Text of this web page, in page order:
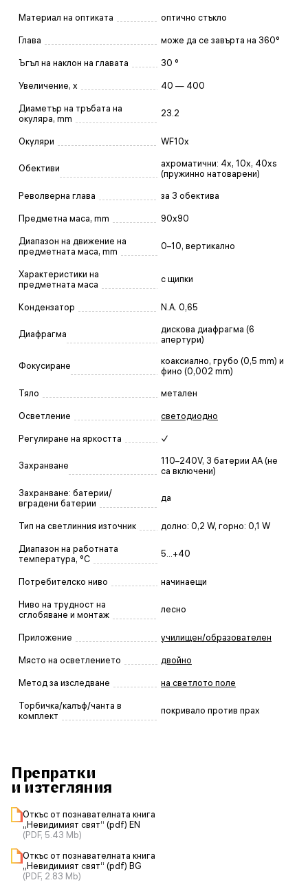
Материал на оптиката оптично стъкло
Глава може да се завърта на 360°
Ъгъл на наклон на главата 30 °
Увеличение, x 40 — 400
Диаметър на тръбата на
окуляра, mm
23.2
Окуляри WF10x
Обективи
ахроматични: 4x, 10x, 40xs
(пружинно натоварени)
Револверна глава за 3 обектива
Предметна маса, mm 90x90
Диапазон на движение на
предметната маса, mm
0–10, вертикално
Характеристики на
предметната маса
с щипки
Кондензатор N.A. 0,65
Диафрагма
дискова диафрагма (6
апертури)
Фокусиране
коаксиално, грубо (0,5 mm) и
фино (0,002 mm)
Тяло метален
Осветление светодиодно
Регулиране на яркостта ✓
Захранване
110–240V, 3 батерии АА (не
са включени)
Захранване: батерии/
вградени батерии
да
Тип на светлинния източник долно: 0,2 W, горно: 0,1 W
Диапазон на работната
температура, °C
5...+40
Потребителско ниво начинаещи
Ниво на трудност на
сглобяване и монтаж
лесно
Приложение училищен/образователен
Място на осветлението двойно
Метод за изследване на светлото поле
Торбичка/калъф/чанта в
комплект
покривало против прах
Препратки
и изтегляния
Откъс от познавателната книга
„Невидимият свят“ (pdf) EN
(PDF, 5.43 Mb)
Откъс от познавателната книга
„Невидимият свят“ (pdf) BG
(PDF, 2.83 Mb)